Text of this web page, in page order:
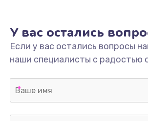
У вас остались
Если у вас остались вопросы
наши специалисты с радостью